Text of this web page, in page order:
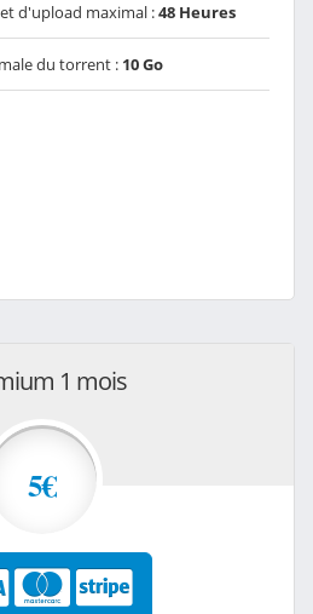
d'upload maximal :48 Heures
du torrent : 10 Go
1 mois
5€